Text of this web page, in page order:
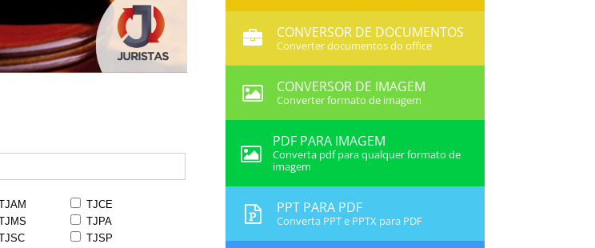
TJCE
TJPA
TJSP
CONVERSOR DE DOCUMENTOS
Converter documentos do office
CONVERSOR DE IMAGEM
Converter formato de imagem
PDF PARA IMAGEM
Converta pdf para qualquer formato de
imagem
PPT PARA PDF
Converta PPT e PPTX para PDF